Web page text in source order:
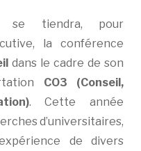
se tiendra, pour
la conférence
dans le cadre de son
CO3 (Conseil,
. Cette année
d’universitaires,
de divers